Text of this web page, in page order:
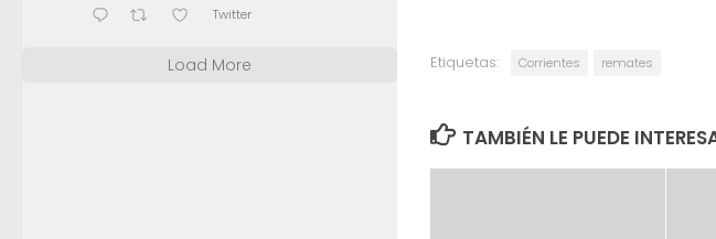
Etiquetas: Corrientes remates
TAMBIÉN LE PUEDE
Twitter
Load More